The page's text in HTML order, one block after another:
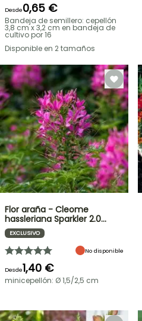
Desde0,65 €
Bandeja de semillero: cepellón
3,8 cm x 3,2 cm en bandeja de
cultivo por 16
Disponible en 2 tamaños
Flor araña - Cleome
hassleriana Sparkler 2.0…
EXCLUSIVO
No disponible
Desde1,40 €
minicepellón: Ø 1,5/2,5 cm